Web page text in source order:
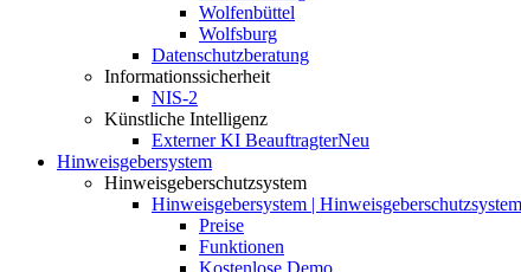
Wolfenbüttel
Wolfsburg
Datenschutzberatung
Informationssicherheit
NIS-2
Künstliche Intelligenz
Externer KI BeauftragterNeu
Hinweisgebersystem
Hinweisgeberschutzsystem
Hinweisgebersystem |
Preise
Funktionen
Kostenlose Demo